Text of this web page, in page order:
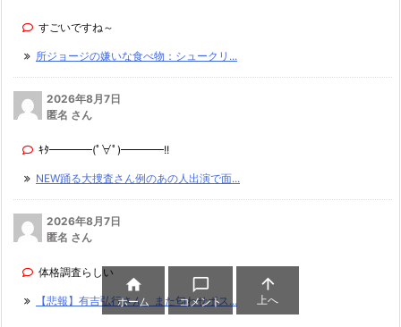
すごいですね～
所ジョージの嫌いな食べ物：シュークリ...
2026年8月7日
匿名 さん
ｷﾀ━━━━(ﾟ∀ﾟ)━━━━!!
NEW踊る大捜査さん例のあの人出演で面...
2026年8月7日
匿名 さん
体格調査らしい
【悲報】有吉弘行さん、また匂わせポス...

ホーム

コメント

上へ